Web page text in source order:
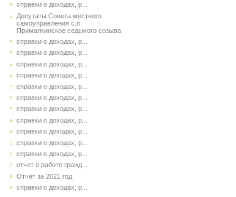
справки о доходах, р...
Депутаты Совета местного
самоуправления с.п.
Прималкинское седьмого созыва
справки о доходах, р...
справки о доходах, р...
справки о доходах, р...
справки о доходах, р...
справки о доходах, р...
справки о доходах, р...
справки о доходах, р...
справки о доходах, р...
справки о доходах, р...
справки о доходах, р...
справки о доходах, р...
отчет о работе гражд...
Отчет за 2021 год
справки о доходах, р...